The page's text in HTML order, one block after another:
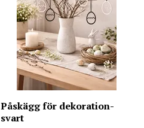
Påskägg för dekoration-
svart